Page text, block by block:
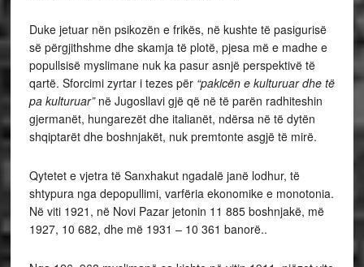
Duke jetuar nën psikozën e frikës, në kushte të pasigurisë
së përgjithshme dhe skamja të plotë, pjesa më e madhe e
popullsisë myslimane nuk ka pasur asnjë perspektivë të
qartë. Sforcimi zyrtar i tezes për “pakicën e kulturuar dhe të
pa kulturuar”në Jugosllavi gjë që në të parën radhiteshin
gjermanët, hungarezët dhe italianët, ndërsa në të dytën
shqiptarët dhe boshnjakët, nuk premtonte asgjë të mirë.
Qytetet e vjetra të Sanxhakut ngadalë janë lodhur, të
shtypura nga depopullimi, varfëria ekonomike e monotonia.
Në viti 1921, në Novi Pazar jetonin 11 885 boshnjakë, më
1927, 10 682, dhe më 1931 – 10 361 banorë..